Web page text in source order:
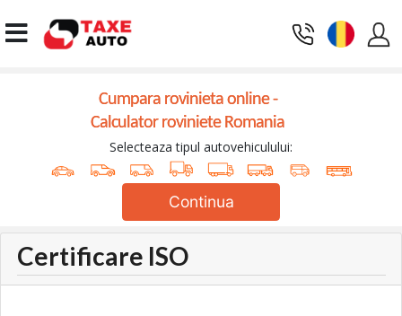
Cumpara rovinieta online -
Calculator roviniete Romania
Selecteaza tipul autovehiculului:
Continua
Certificare ISO